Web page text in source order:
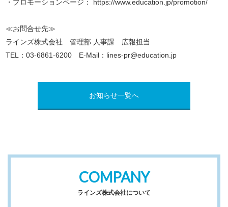
・プロモーションページ： https://www.education.jp/promotion/
≪お問合せ先≫
ラインズ株式会社 管理部 人事課 広報担当
TEL：03-6861-6200 E-Mail：lines-pr@education.jp
お知らせ一覧へ
COMPANY
ラインズ株式会社について